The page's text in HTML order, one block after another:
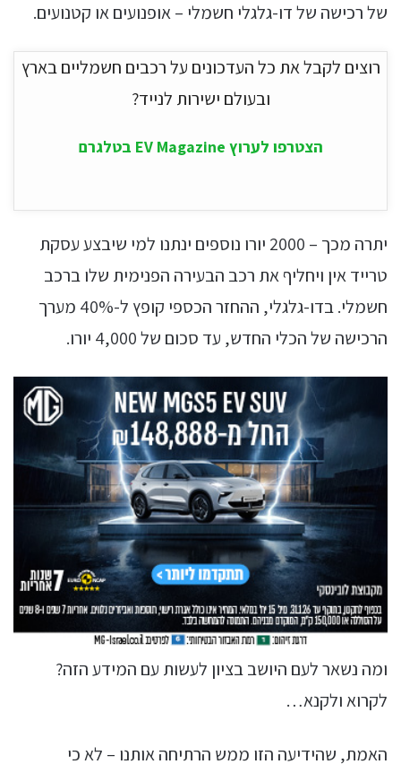
של רכישה של דו-גלגלי חשמלי – אופנועים או קטנועים.
רוצים לקבל את כל העדכונים על רכבים חשמליים בארץ
ובעולם ישירות לנייד?
הצטרפו לערוץ EV Magazine בטלגרם
יתרה מכך – 2000 יורו נוספים ינתנו למי שיבצע עסקת
טרייד אין ויחליף את רכב הבעירה הפנימית שלו ברכב
חשמלי. בדו-גלגלי, ההחזר הכספי קופץ ל-40% מערך
הרכישה של הכלי החדש, עד סכום של 4,000 יורו.
ומה נשאר לעם היושב בציון לעשות עם המידע הזה?
לקרוא ולקנא…
האמת, שהידיעה הזו ממש הרתיחה אותנו – לא כי